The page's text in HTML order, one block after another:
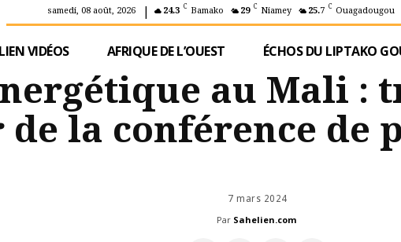
samedi, 08 août, 2026 | 24.3 C Bamako 29 C Niamey 25.7 C Ouagadougou
VIDÉOS AFRIQUE DE L’OUEST ÉCHOS DU LIPTAKO
au Mali :
la conférence de
7 mars 2024
Par Sahelien.com